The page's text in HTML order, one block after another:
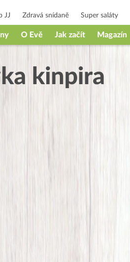
JJ Zdravá snídaně Super saláty
O Evě Jak začít Magazín
kinpira